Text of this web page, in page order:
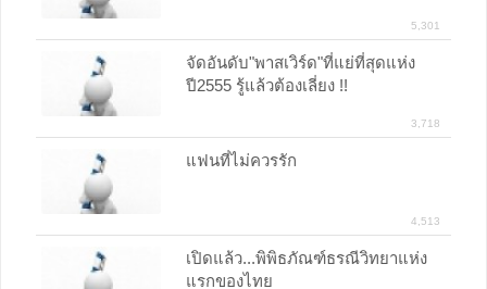
5,301
จัดอันดับ"พาสเวิร์ด"ที่แย่ที่สุดแห่ง
ปี2555 รู้แล้วต้องเลี่ยง !!
3,718
แฟนที่ไม่ควรรัก
4,513
เปิดแล้ว...พิพิธภัณฑ์ธรณีวิทยาแห่ง
แรกของไทย